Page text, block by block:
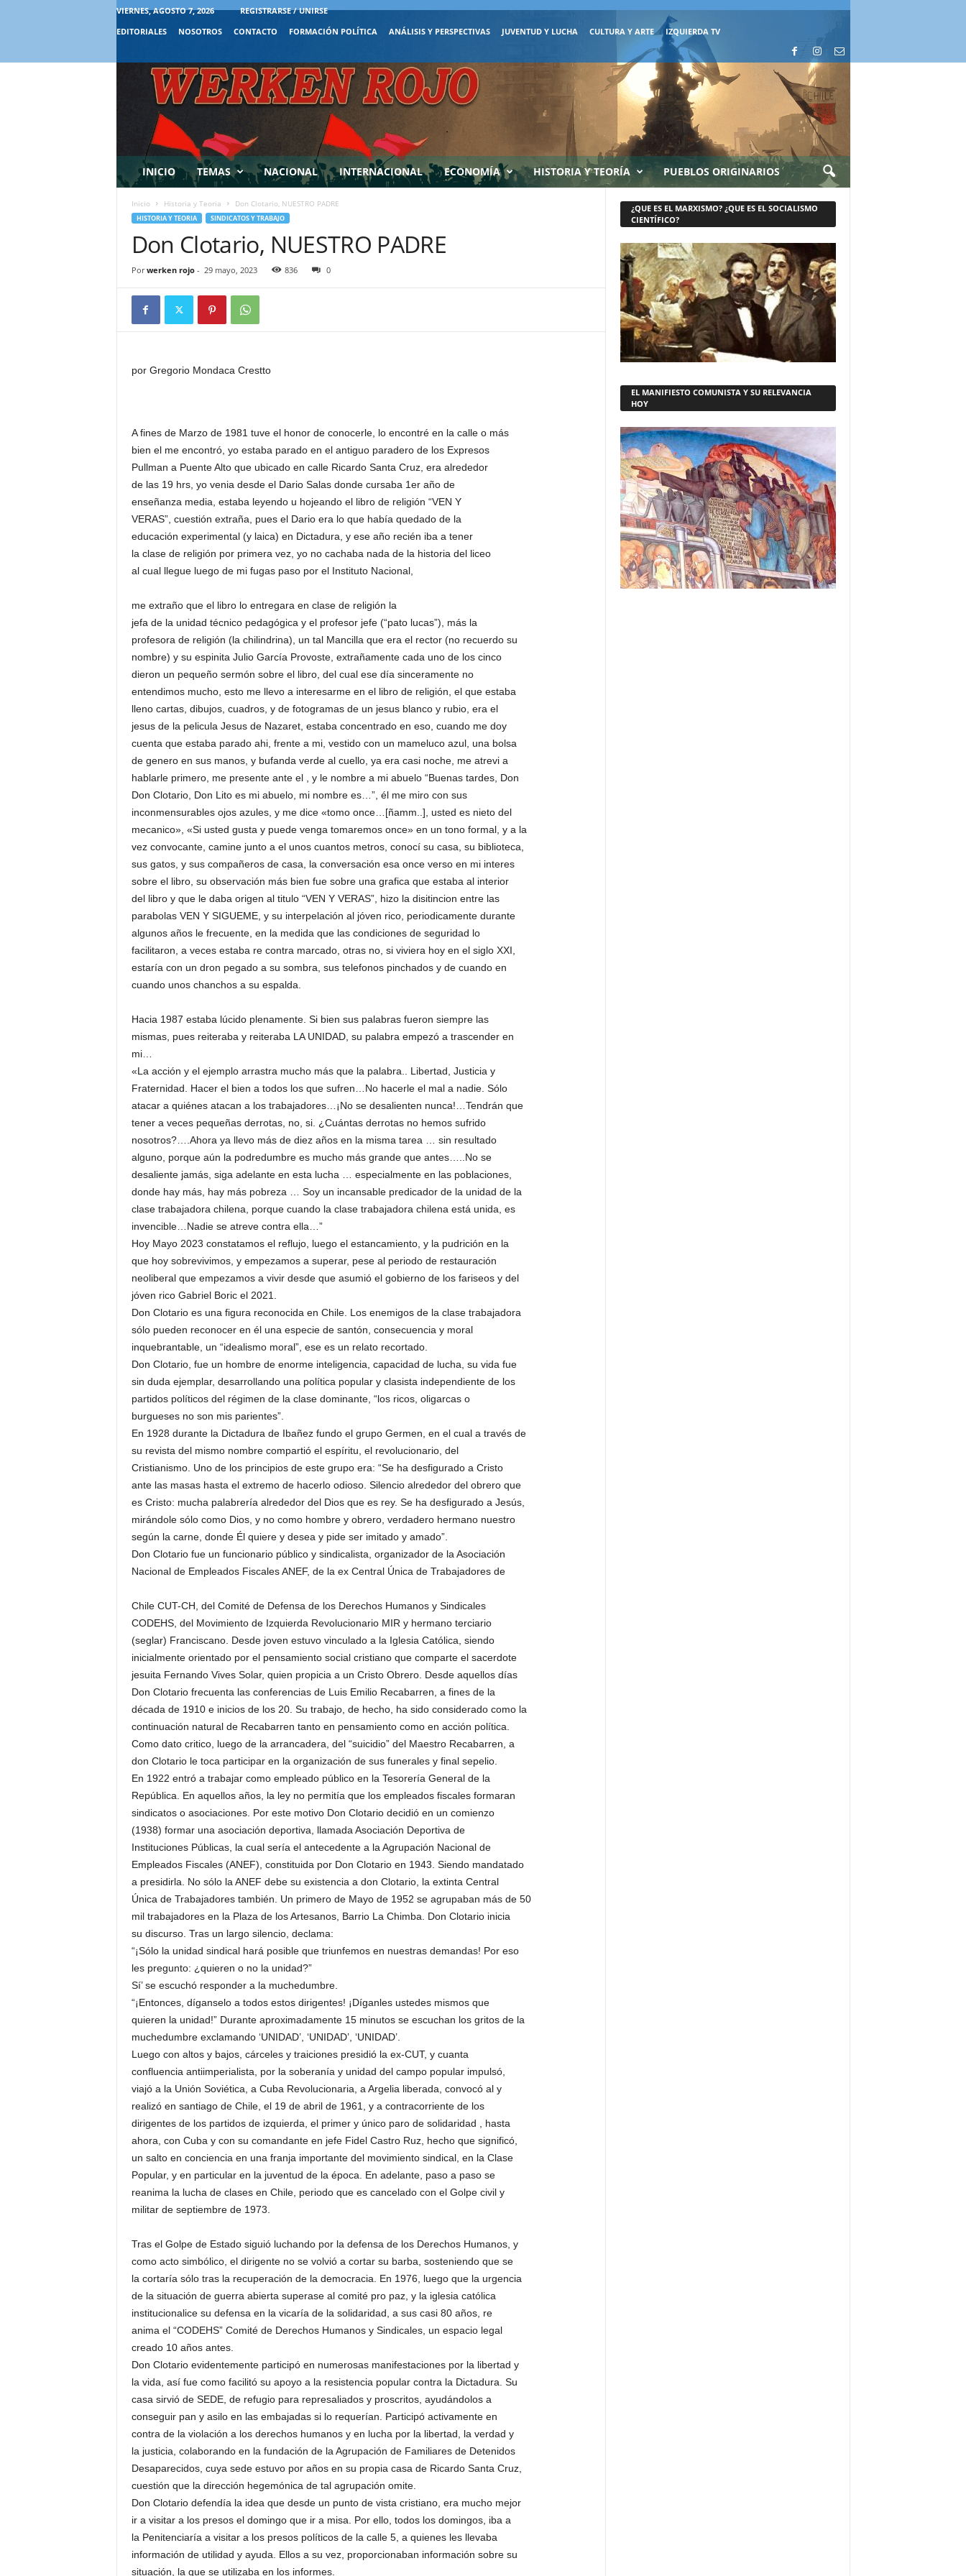
VIERNES, AGOSTO 7, 2026
REGISTRARSE / UNIRSE
EDITORIALES
NOSOTROS CONTACTO FORMACIÓN POLÍTICA ANÁLISIS Y PERSPECTIVAS JUVENTUD Y LUCHA CULTURA Y ARTE IZQUIERDA TV
INICIO TEMAS NACIONAL INTERNACIONAL ECONOMÍA HISTORIA Y TEORÍA PUEBLOS ORIGINARIOS
Inicio Historia y Teoria Don Clotario, NUESTRO PADRE
HISTORIA Y TEORIA SINDICATOS Y TRABAJO
Don Clotario, NUESTRO PADRE
Por werken rojo- 29 mayo, 2023 836 0
por Gregorio Mondaca Crestto
A fines de Marzo de 1981 tuve el honor de conocerle, lo encontré en la calle o más
bien el me encontró, yo estaba parado en el antiguo paradero de los Expresos
Pullman a Puente Alto que ubicado en calle Ricardo Santa Cruz, era alrededor
de las 19 hrs, yo venia desde el Dario Salas donde cursaba 1er año de
enseñanza media, estaba leyendo u hojeando el libro de religión “VEN Y
VERAS”, cuestión extraña, pues el Dario era lo que había quedado de la
educación experimental (y laica) en Dictadura, y ese año recién iba a tener
la clase de religión por primera vez, yo no cachaba nada de la historia del liceo
al cual llegue luego de mi fugas paso por el Instituto Nacional,
me extraño que el libro lo entregara en clase de religión la
jefa de la unidad técnico pedagógica y el profesor jefe (“pato lucas”), más la
profesora de religión (la chilindrina), un tal Mancilla que era el rector (no recuerdo su
nombre) y su espinita Julio García Provoste, extrañamente cada uno de los cinco
dieron un pequeño sermón sobre el libro, del cual ese día sinceramente no
entendimos mucho, esto me llevo a interesarme en el libro de religión, el que estaba
lleno cartas, dibujos, cuadros, y de fotogramas de un jesus blanco y rubio, era el
jesus de la pelicula Jesus de Nazaret, estaba concentrado en eso, cuando me doy
cuenta que estaba parado ahi, frente a mi, vestido con un mameluco azul, una bolsa
de genero en sus manos, y bufanda verde al cuello, ya era casi noche, me atrevi a
hablarle primero, me presente ante el , y le nombre a mi abuelo “Buenas tardes, Don
Don Clotario, Don Lito es mi abuelo, mi nombre es…”, él me miro con sus
inconmensurables ojos azules, y me dice «tomo once…[ñamm..], usted es nieto del
mecanico», «Si usted gusta y puede venga tomaremos once» en un tono formal, y a la
vez convocante, camine junto a el unos cuantos metros, conocí su casa, su biblioteca,
sus gatos, y sus compañeros de casa, la conversación esa once verso en mi interes
sobre el libro, su observación más bien fue sobre una grafica que estaba al interior
del libro y que le daba origen al titulo “VEN Y VERAS”, hizo la disitincion entre las
parabolas VEN Y SIGUEME, y su interpelación al jóven rico, periodicamente durante
algunos años le frecuente, en la medida que las condiciones de seguridad lo
facilitaron, a veces estaba re contra marcado, otras no, si viviera hoy en el siglo XXI,
estaría con un dron pegado a su sombra, sus telefonos pinchados y de cuando en
cuando unos chanchos a su espalda.
Hacia 1987 estaba lúcido plenamente. Si bien sus palabras fueron siempre las
mismas, pues reiteraba y reiteraba LA UNIDAD, su palabra empezó a trascender en
mi…
«La acción y el ejemplo arrastra mucho más que la palabra.. Libertad, Justicia y
Fraternidad. Hacer el bien a todos los que sufren…No hacerle el mal a nadie. Sólo
atacar a quiénes atacan a los trabajadores…¡No se desalienten nunca!…Tendrán que
tener a veces pequeñas derrotas, no, si. ¿Cuántas derrotas no hemos sufrido
nosotros?….Ahora ya llevo más de diez años en la misma tarea … sin resultado
alguno, porque aún la podredumbre es mucho más grande que antes…..No se
desaliente jamás, siga adelante en esta lucha … especialmente en las poblaciones,
donde hay más, hay más pobreza … Soy un incansable predicador de la unidad de la
clase trabajadora chilena, porque cuando la clase trabajadora chilena está unida, es
invencible…Nadie se atreve contra ella…”
Hoy Mayo 2023 constatamos el reflujo, luego el estancamiento, y la pudrición en la
que hoy sobrevivimos, y empezamos a superar, pese al periodo de restauración
neoliberal que empezamos a vivir desde que asumió el gobierno de los fariseos y del
jóven rico Gabriel Boric el 2021.
Don Clotario es una figura reconocida en Chile. Los enemigos de la clase trabajadora
sólo pueden reconocer en él una especie de santón, consecuencia y moral
inquebrantable, un “idealismo moral”, ese es un relato recortado.
Don Clotario, fue un hombre de enorme inteligencia, capacidad de lucha, su vida fue
sin duda ejemplar, desarrollando una política popular y clasista independiente de los
partidos políticos del régimen de la clase dominante, “los ricos, oligarcas o
burgueses no son mis parientes”.
En 1928 durante la Dictadura de Ibañez fundo el grupo Germen, en el cual a través de
su revista del mismo nombre compartió el espíritu, el revolucionario, del
Cristianismo. Uno de los principios de este grupo era: “Se ha desfigurado a Cristo
ante las masas hasta el extremo de hacerlo odioso. Silencio alrededor del obrero que
es Cristo: mucha palabrería alrededor del Dios que es rey. Se ha desfigurado a Jesús,
mirándole sólo como Dios, y no como hombre y obrero, verdadero hermano nuestro
según la carne, donde Él quiere y desea y pide ser imitado y amado”.
Don Clotario fue un funcionario público y sindicalista, organizador de la Asociación
Nacional de Empleados Fiscales ANEF, de la ex Central Única de Trabajadores de
Chile CUT-CH, del Comité de Defensa de los Derechos Humanos y Sindicales
CODEHS, del Movimiento de Izquierda Revolucionario MIR y hermano terciario
(seglar) Franciscano. Desde joven estuvo vinculado a la Iglesia Católica, siendo
inicialmente orientado por el pensamiento social cristiano que comparte el sacerdote
jesuita Fernando Vives Solar, quien propicia a un Cristo Obrero. Desde aquellos días
Don Clotario frecuenta las conferencias de Luis Emilio Recabarren, a fines de la
década de 1910 e inicios de los 20. Su trabajo, de hecho, ha sido considerado como la
continuación natural de Recabarren tanto en pensamiento como en acción política.
Como dato critico, luego de la arrancadera, del “suicidio” del Maestro Recabarren, a
don Clotario le toca participar en la organización de sus funerales y final sepelio.
En 1922 entró a trabajar como empleado público en la Tesorería General de la
República. En aquellos años, la ley no permitía que los empleados fiscales formaran
sindicatos o asociaciones. Por este motivo Don Clotario decidió en un comienzo
(1938) formar una asociación deportiva, llamada Asociación Deportiva de
Instituciones Públicas, la cual sería el antecedente a la Agrupación Nacional de
Empleados Fiscales (ANEF), constituida por Don Clotario en 1943. Siendo mandatado
a presidirla. No sólo la ANEF debe su existencia a don Clotario, la extinta Central
Única de Trabajadores también. Un primero de Mayo de 1952 se agrupaban más de 50
mil trabajadores en la Plaza de los Artesanos, Barrio La Chimba. Don Clotario inicia
su discurso. Tras un largo silencio, declama:
“¡Sólo la unidad sindical hará posible que triunfemos en nuestras demandas! Por eso
les pregunto: ¿quieren o no la unidad?”
Sí’ se escuchó responder a la muchedumbre.
“¡Entonces, díganselo a todos estos dirigentes! ¡Díganles ustedes mismos que
quieren la unidad!” Durante aproximadamente 15 minutos se escuchan los gritos de la
muchedumbre exclamando ‘UNIDAD’, ‘UNIDAD’, ‘UNIDAD’.
Luego con altos y bajos, cárceles y traiciones presidió la ex-CUT, y cuanta
confluencia antiimperialista, por la soberanía y unidad del campo popular impulsó,
viajó a la Unión Soviética, a Cuba Revolucionaria, a Argelia liberada, convocó al y
realizó en santiago de Chile, el 19 de abril de 1961, y a contracorriente de los
dirigentes de los partidos de izquierda, el primer y único paro de solidaridad , hasta
ahora, con Cuba y con su comandante en jefe Fidel Castro Ruz, hecho que significó,
un salto en conciencia en una franja importante del movimiento sindical, en la Clase
Popular, y en particular en la juventud de la época. En adelante, paso a paso se
reanima la lucha de clases en Chile, periodo que es cancelado con el Golpe civil y
militar de septiembre de 1973.
Tras el Golpe de Estado siguió luchando por la defensa de los Derechos Humanos, y
como acto simbólico, el dirigente no se volvió a cortar su barba, sosteniendo que se
la cortaría sólo tras la recuperación de la democracia. En 1976, luego que la urgencia
de la situación de guerra abierta superase al comité pro paz, y la iglesia católica
institucionalice su defensa en la vicaría de la solidaridad, a sus casi 80 años, re
anima el “CODEHS” Comité de Derechos Humanos y Sindicales, un espacio legal
creado 10 años antes.
Don Clotario evidentemente participó en numerosas manifestaciones por la libertad y
la vida, así fue como facilitó su apoyo a la resistencia popular contra la Dictadura. Su
casa sirvió de SEDE, de refugio para represaliados y proscritos, ayudándolos a
conseguir pan y asilo en las embajadas si lo requerían. Participó activamente en
contra de la violación a los derechos humanos y en lucha por la libertad, la verdad y
la justicia, colaborando en la fundación de la Agrupación de Familiares de Detenidos
Desaparecidos, cuya sede estuvo por años en su propia casa de Ricardo Santa Cruz,
cuestión que la dirección hegemónica de tal agrupación omite.
Don Clotario defendía la idea que desde un punto de vista cristiano, era mucho mejor
ir a visitar a los presos el domingo que ir a misa. Por ello, todos los domingos, iba a
la Penitenciaría a visitar a los presos políticos de la calle 5, a quienes les llevaba
información de utilidad y ayuda. Ellos a su vez, proporcionaban información sobre su
situación, la que se utilizaba en los informes.
¿QUE ES EL MARXISMO? ¿QUE ES EL SOCIALISMO
CIENTÍFICO?
EL MANIFIESTO COMUNISTA Y SU RELEVANCIA
HOY